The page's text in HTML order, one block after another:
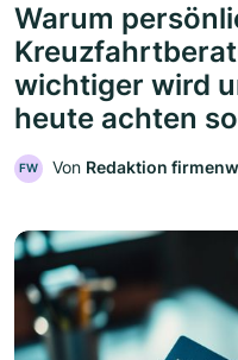
Warum
wichtiger wird
heute achten
FW Von Redaktion